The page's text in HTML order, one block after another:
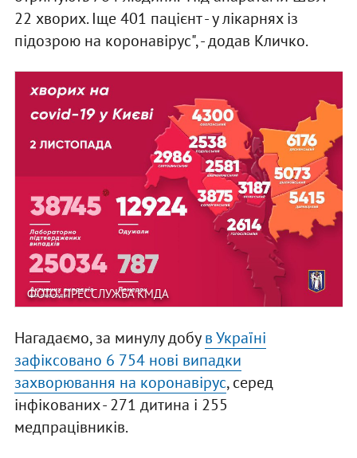
22 хворих. Іще 401 пацієнт - у лікарнях із
підозрою на коронавірус", - додав Кличко.
ФОТО: ПРЕССЛУЖБА КМДА
Нагадаємо, за минулу добув Україні
зафіксовано 6 754 нові випадки
захворювання на коронавірус, серед
інфікованих - 271 дитина і 255
медпрацівників.